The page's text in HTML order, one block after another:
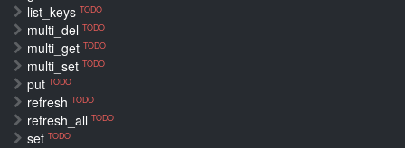
list_keys TODO
multi_del TODO
multi_get TODO
multi_set TODO
put TODO
refresh TODO
refresh_all TODO
set TODO